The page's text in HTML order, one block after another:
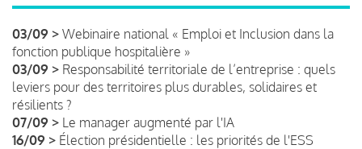
03/09 > Webinaire national « Emploi et Inclusion dans la
fonction publique hospitalière »
03/09 > Responsabilité territoriale de l’entreprise : quels
leviers pour des territoires plus durables, solidaires et
résilients ?
07/09 > Le manager augmenté par l'IA
16/09 > Élection présidentielle : les priorités de l'ESS